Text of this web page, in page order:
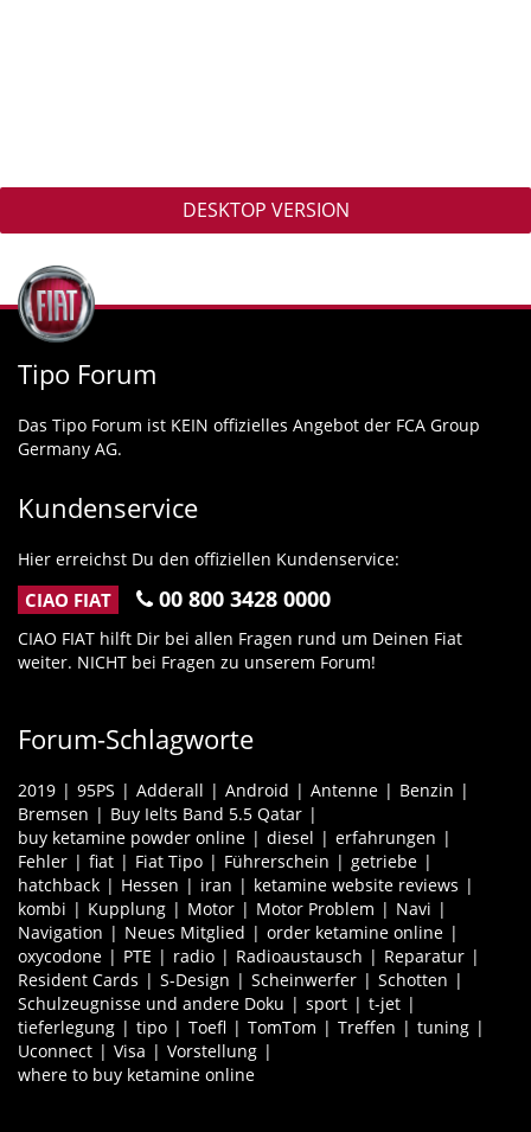
DESKTOP VERSION
Tipo Forum
Das Tipo Forum ist KEIN offizielles Angebot der FCA Group
Germany AG.
Kundenservice
Hier erreichst Du den offiziellen Kundenservice:
CIAO FIAT 00 800 3428 0000
CIAO FIAT hilft Dir bei allen Fragen rund um Deinen Fiat
weiter. NICHT bei Fragen zu unserem Forum!
Forum-Schlagworte
2019 95PS Adderall Android Antenne
Benzin
Bremsen
Buy Ielts Band 5.5 Qatar
buy ketamine powder online
diesel
erfahrungen
Fehler
fiat Fiat Tipo Führerschein
getriebe
hatchback
Hessen iran
ketamine website reviews
kombi
Kupplung Motor Motor Problem
Navi
Navigation
Neues Mitglied
order ketamine online
oxycodone
PTE radio Radioaustausch
Reparatur
Resident Cards
S-Design Scheinwerfer
Schotten
Schulzeugnisse und andere Doku
sport
t-jet
tieferlegung
tipo Toefl TomTom Treffen
tuning
Uconnect
Visa
Vorstellung
where to buy ketamine online